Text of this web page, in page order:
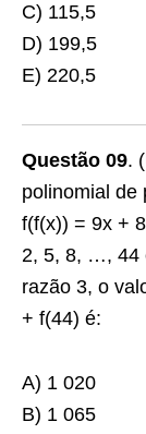
C) 115,5
D) 199,5
E) 220,5
Questão 09.
polinomial de
f(f(x)) = 9x +
2, 5, 8, …, 44
razão 3, o
+ f(44) é:
A) 1 020
B) 1 065